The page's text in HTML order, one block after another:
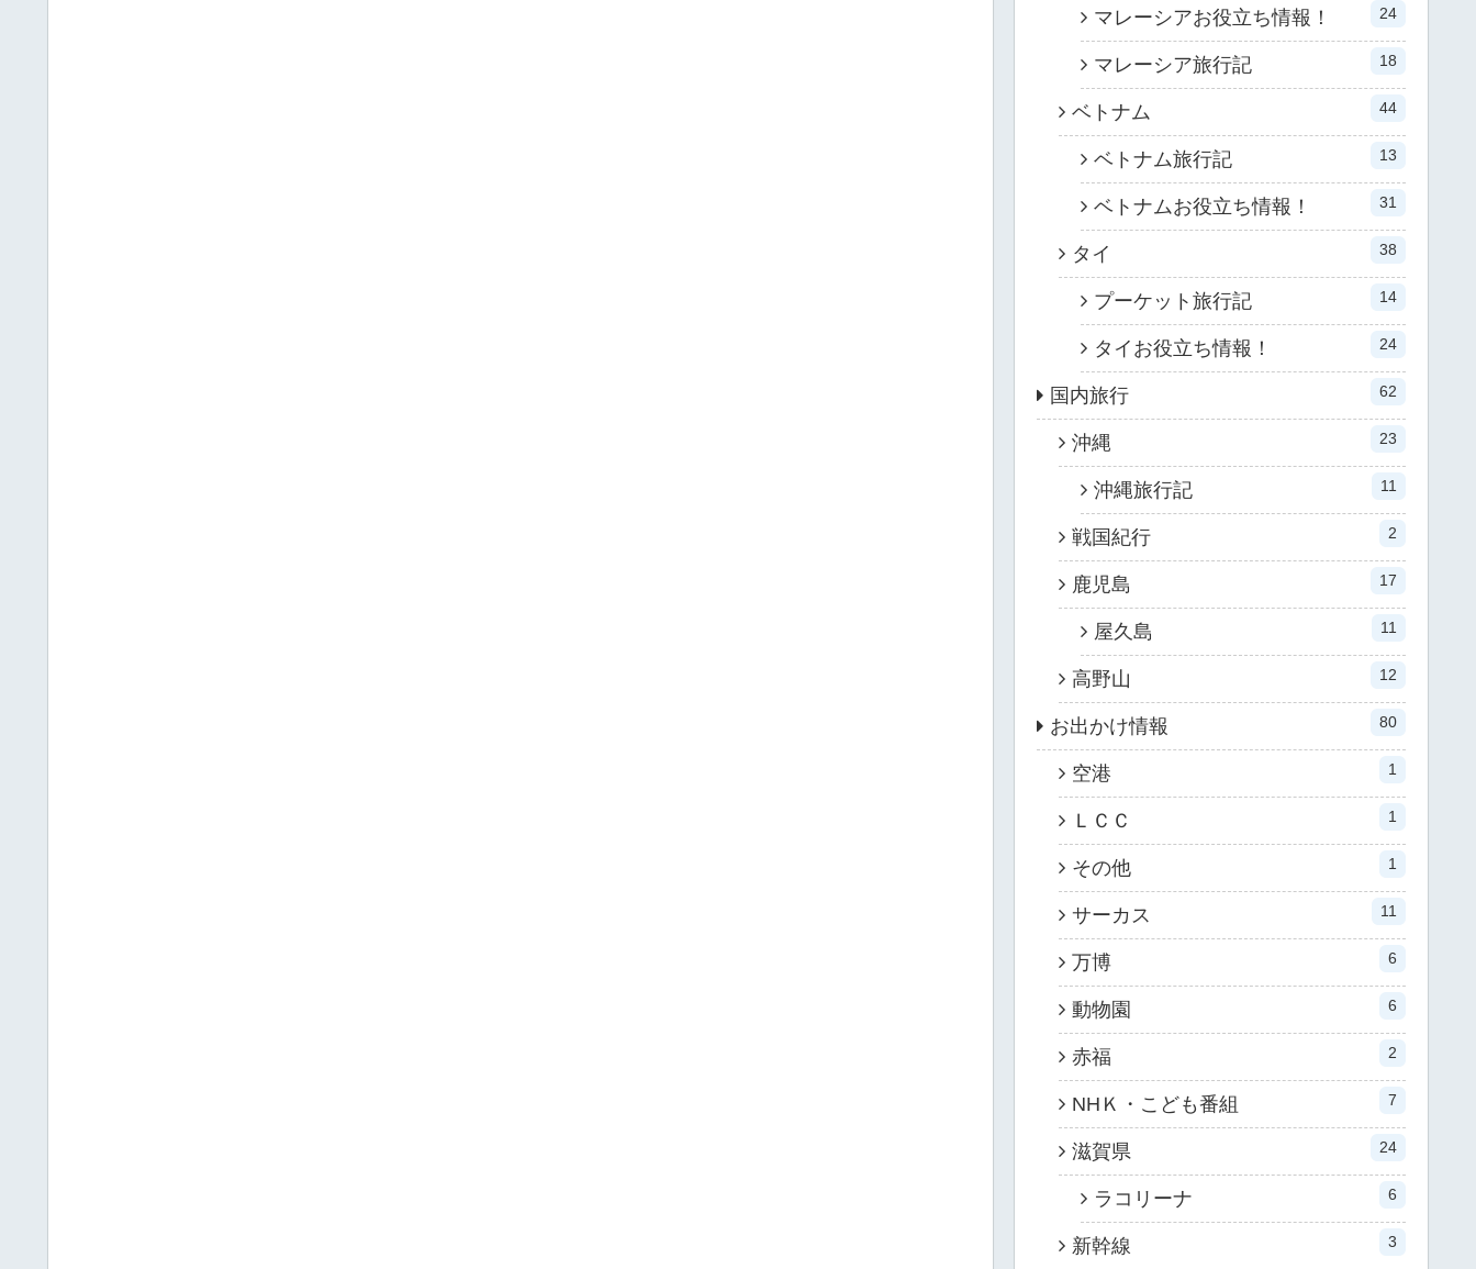
マレーシアお役立ち情報！ 24
マレーシア旅行記 18
ベトナム 44
ベトナム旅行記 13
ベトナムお役立ち情報！ 31
タイ 38
プーケット旅行記 14
タイお役立ち情報！ 24
国内旅行 62
沖縄 23
沖縄旅行記 11
戦国紀行 2
鹿児島 17
屋久島 11
高野山 12
お出かけ情報 80
空港 1
ＬＣＣ 1
その他 1
サーカス 11
万博 6
動物園 6
赤福 2
NHＫ・こども番組 7
滋賀県 24
ラコリーナ 6
新幹線 3